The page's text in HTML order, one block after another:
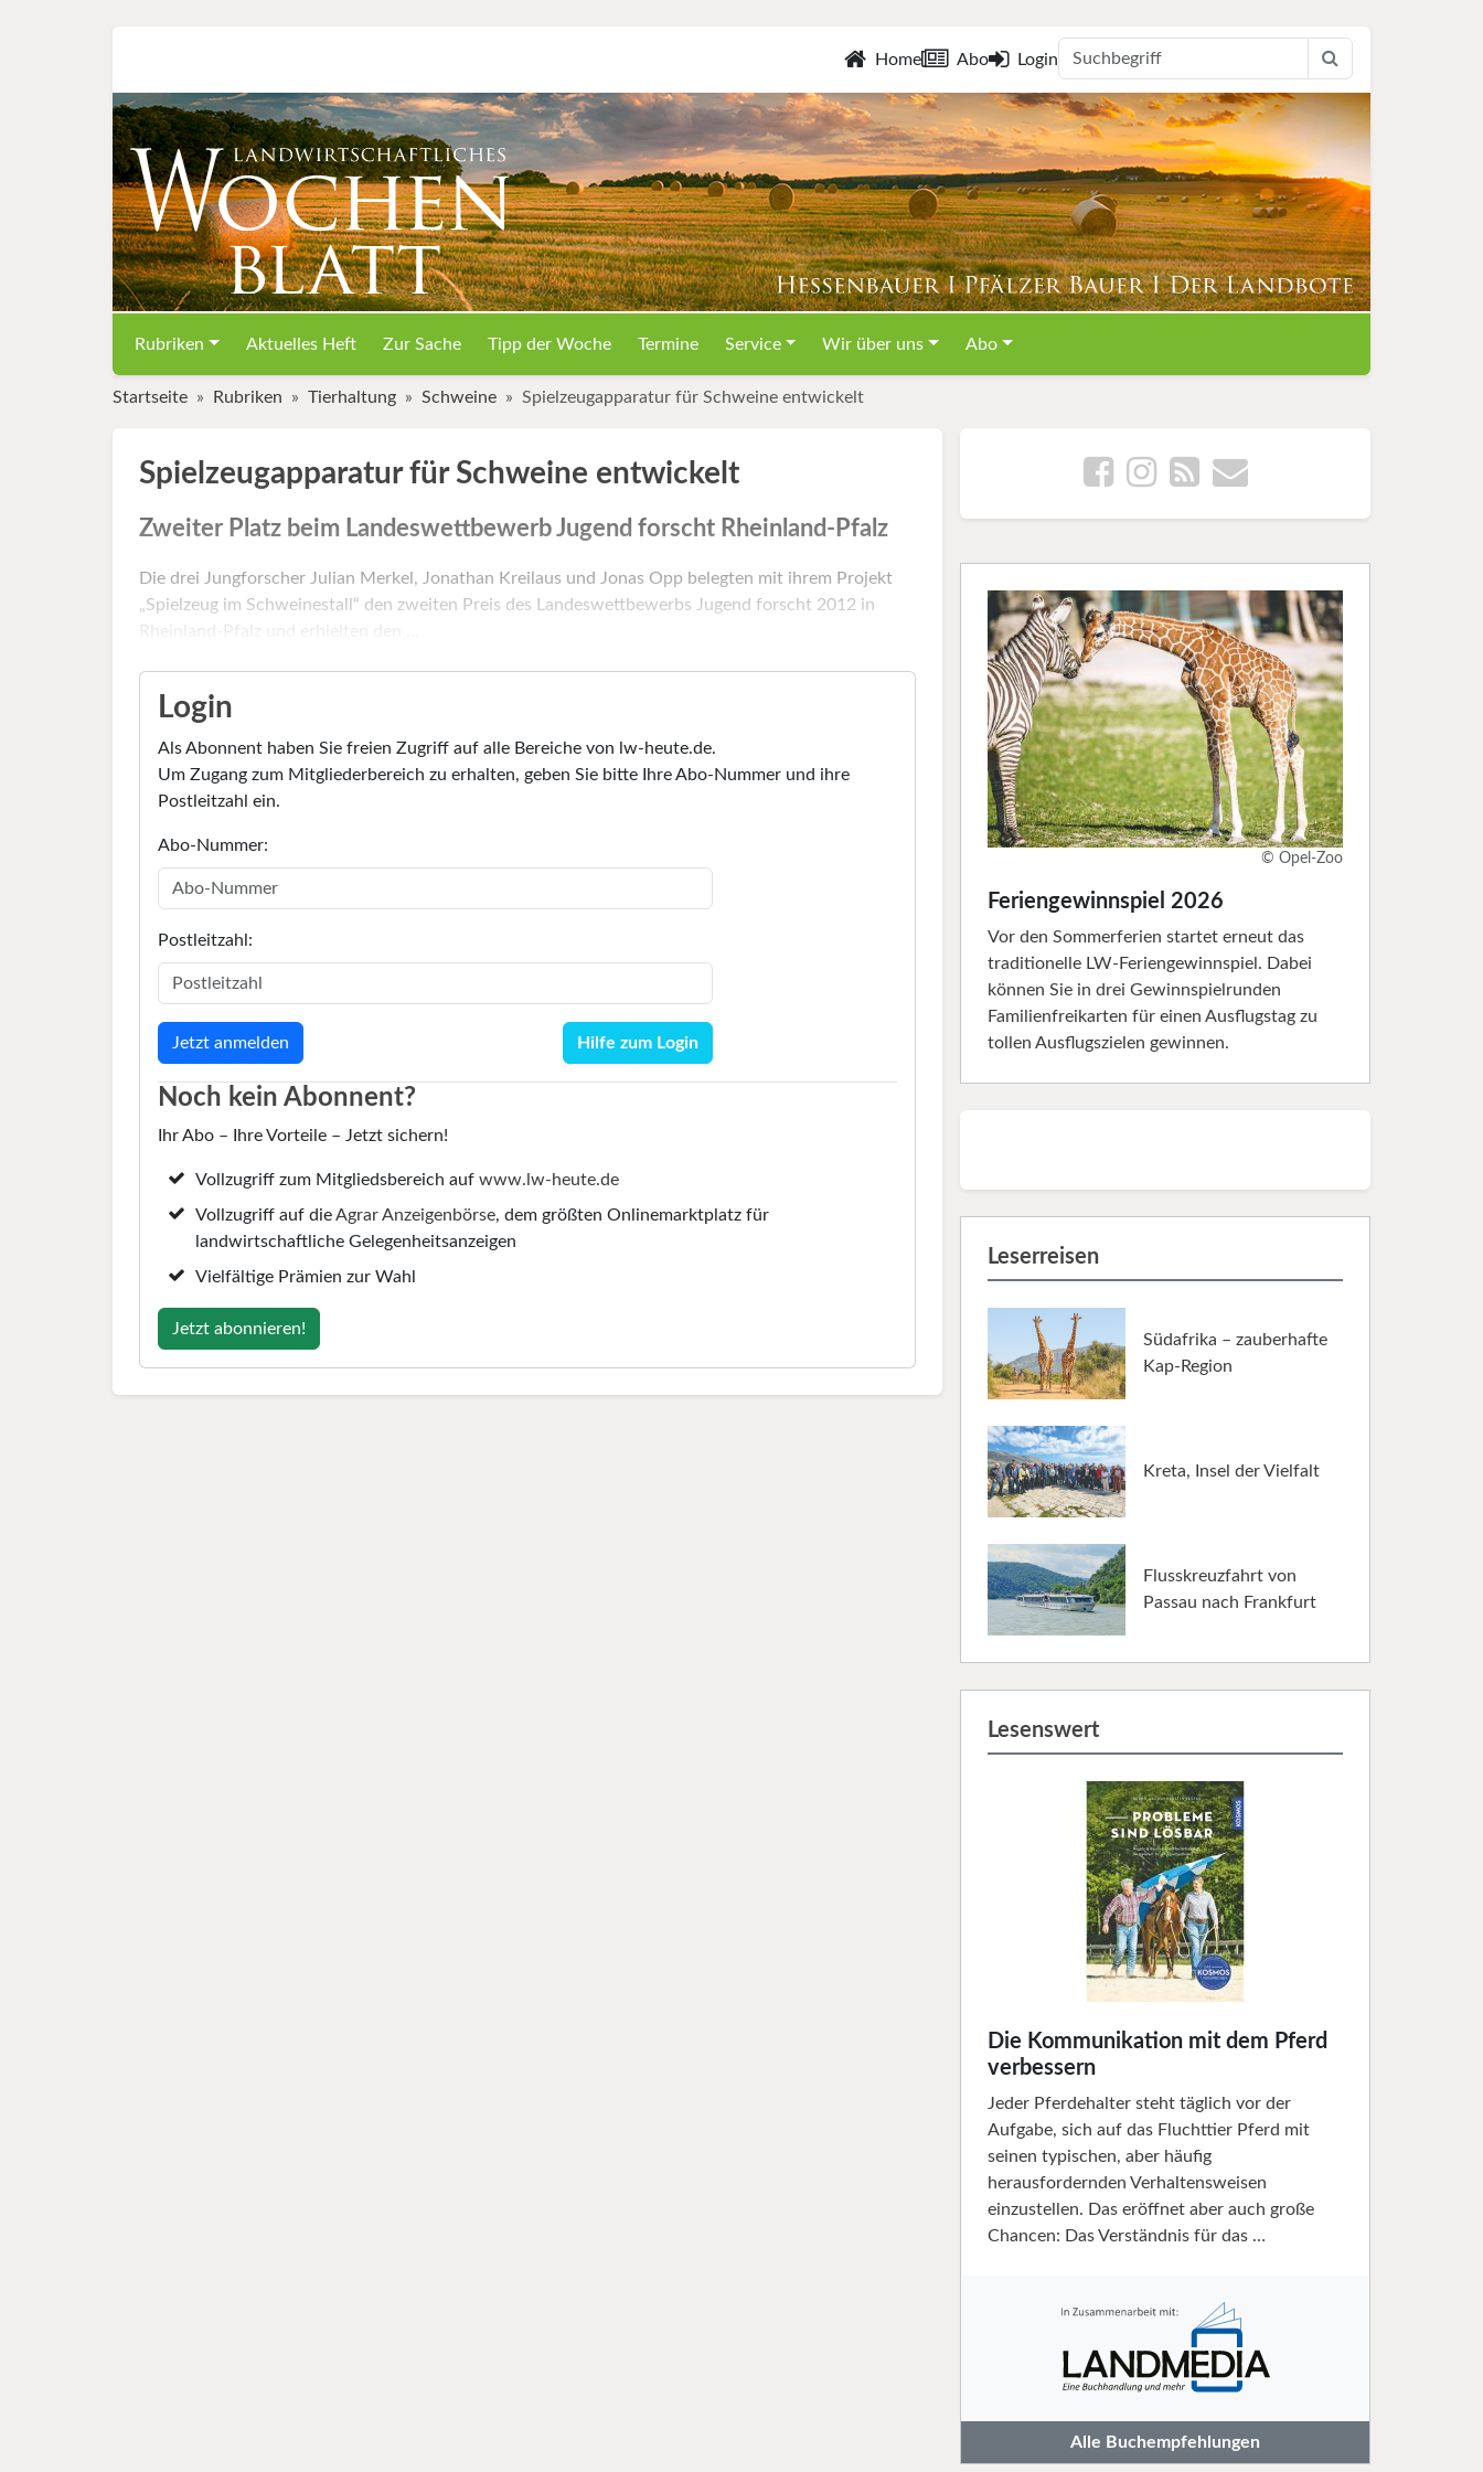
Home Abo Login
Rubriken Aktuelles Heft Zur Sache Tipp der Woche Termine Service Wir über uns Abo
Startseite Rubriken Tierhaltung Schweine Spielzeugapparatur für Schweine entwickelt
Spielzeugapparatur für Schweine entwickelt
Zweiter Platz beim Landeswettbewerb Jugend forscht Rheinland-Pfalz
Die drei Jungforscher Julian Merkel, Jonathan Kreilaus und Jonas Opp belegten mit ihrem Projekt
„Spielzeug im Schweinestall“ den zweiten Preis des Landeswettbewerbs Jugend forscht 2012 in
Rheinland-Pfalz und erhielten den ...
Login
Als Abonnent haben Sie freien Zugriff auf alle Bereiche von lw-heute.de.
Um Zugang zum Mitgliederbereich zu erhalten, geben Sie bitte Ihre Abo-Nummer und ihre
Postleitzahl ein.
Abo-Nummer:
Postleitzahl:
Hilfe zum Login
Noch kein Abonnent?
Ihr Abo – Ihre Vorteile – Jetzt sichern!
Vollzugriff zum Mitgliedsbereich aufwww.lw-heute.de
Vollzugriff auf dieAgrar Anzeigenbörse, dem größten Onlinemarktplatz für
landwirtschaftliche Gelegenheitsanzeigen
Vielfältige Prämien zur Wahl
Jetzt abonnieren!
© Opel-Zoo
Feriengewinnspiel 2026
Vor den Sommerferien startet erneut das
traditionelle LW-Feriengewinnspiel. Dabei
können Sie in drei Gewinnspielrunden
Familienfreikarten für einen Ausflugstag zu
tollen Ausflugszielen gewinnen.
Leserreisen
Südafrika – zauberhafte
Kap-Region
Kreta, Insel der Vielfalt
Flusskreuzfahrt von
Passau nach Frankfurt
Lesenswert
Die Kommunikation mit dem Pferd
verbessern
Jeder Pferdehalter steht täglich vor der
Aufgabe, sich auf das Fluchttier Pferd mit
seinen typischen, aber häufig
herausfordernden Verhaltensweisen
einzustellen. Das eröffnet aber auch große
Chancen: Das Verständnis für das …
Alle Buchempfehlungen